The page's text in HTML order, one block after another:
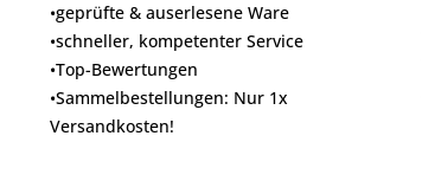
•geprüfte & auserlesene Ware
•schneller, kompetenter Service
•Top-Bewertungen
•Sammelbestellungen: Nur 1x
Versandkosten!